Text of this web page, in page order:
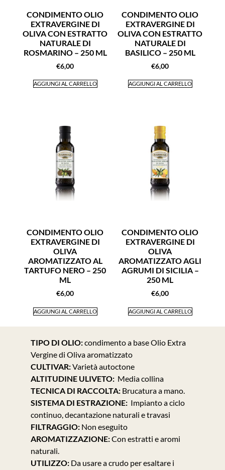
TIPO DI OLIO:condimento a base Olio Extra
Vergine di Oliva aromatizzato
CULTIVAR:Varietà autoctone
ALTITUDINE ULIVETO:Media collina
TECNICA DI RACCOLTA:Brucatura a mano.
SISTEMA DI ESTRAZIONE:Impianto a ciclo
continuo, decantazione naturali e travasi
FILTRAGGIO:Non eseguito
AROMATIZZAZIONE:Con estratti e aromi
naturali.
UTILIZZO: Da usare a crudo per esaltare i
CONDIMENTO OLIO
EXTRAVERGINE DI
OLIVA CON ESTRATTO
NATURALE DI
ROSMARINO – 250 ML
€6,00
AGGIUNGI AL CARRELLO
CONDIMENTO OLIO
EXTRAVERGINE DI
OLIVA CON ESTRATTO
NATURALE DI
BASILICO – 250 ML
€6,00
AGGIUNGI AL CARRELLO
CONDIMENTO OLIO
EXTRAVERGINE DI
OLIVA
AROMATIZZATO AL
TARTUFO NERO – 250
ML
€6,00
AGGIUNGI AL CARRELLO
CONDIMENTO OLIO
EXTRAVERGINE DI
OLIVA
AROMATIZZATO AGLI
AGRUMI DI SICILIA –
250 ML
€6,00
AGGIUNGI AL CARRELLO